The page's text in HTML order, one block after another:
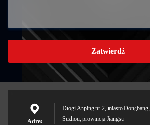
Zatwierdź
Adres
Drogi Anping nr 2, miasto Dongbang,
Suzhou, prowincja Jiangsu